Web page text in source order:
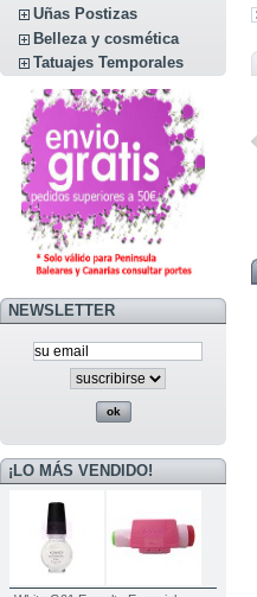
Uñas Postizas
Belleza y cosmética
Tatuajes Temporales
NEWSLETTER
¡LO MÁS VENDIDO!
Placa de...
Anterior
Placa de...